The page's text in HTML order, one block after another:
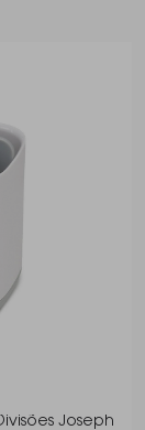
Joseph